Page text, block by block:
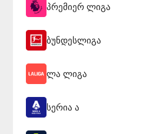
პრემიერ ლიგა
ბუნდესლიგა
ლა ლიგა
სერია ა